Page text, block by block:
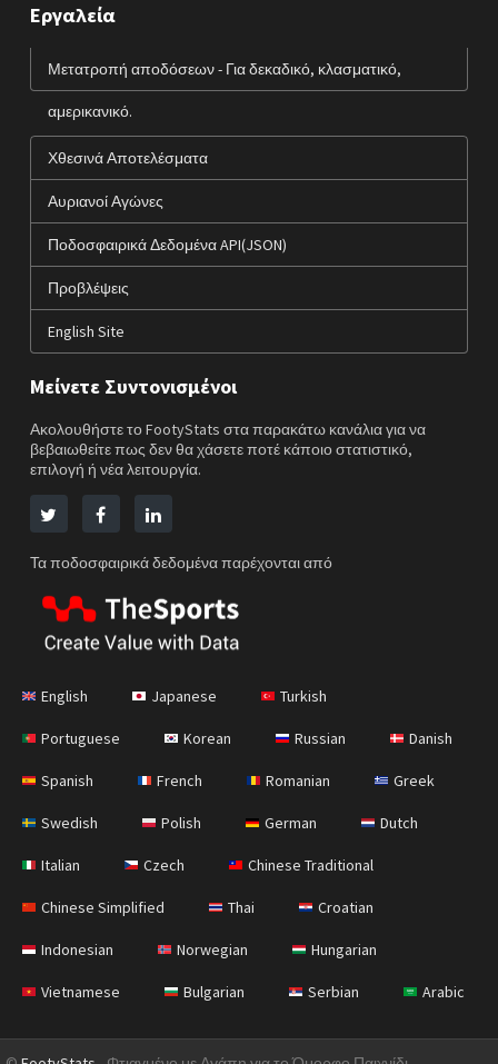
Εργαλεία
Μετατροπή αποδόσεων - Για δεκαδικό, κλασματικό,
αμερικανικό.
Χθεσινά Αποτελέσματα
Αυριανοί Αγώνες
Ποδοσφαιρικά Δεδομένα API(JSON)
Προβλέψεις
English Site
Μείνετε Συντονισμένοι
Ακολουθήστε το FootyStats στα παρακάτω κανάλια για να
βεβαιωθείτε πως δεν θα χάσετε ποτέ κάποιο στατιστικό,
επιλογή ή νέα λειτουργία.
Τα ποδοσφαιρικά δεδομένα παρέχονται από
English Japanese Turkish
Portuguese Korean Russian Danish
Spanish French Romanian Greek
Swedish Polish German Dutch
Italian Czech Chinese Traditional
Chinese Simplified Thai Croatian
Indonesian Norwegian Hungarian
Vietnamese Bulgarian Serbian Arabic